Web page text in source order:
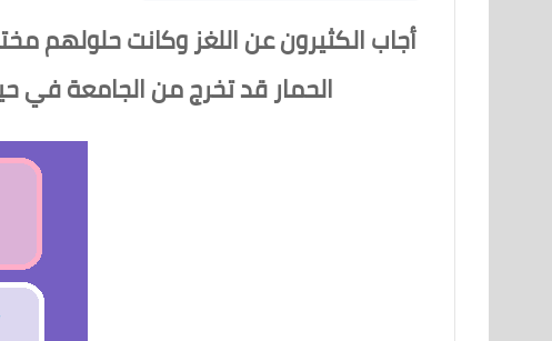
أجاب الكثيرون عن اللغز وكانت
الحمار قد تخرج من الجامعة في